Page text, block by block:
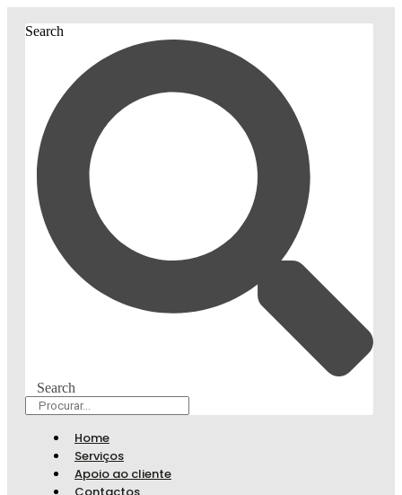
Search
Search
Home
Serviços
Apoio ao cliente